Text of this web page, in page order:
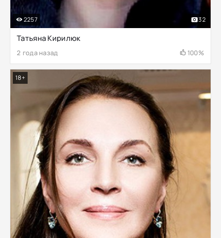
Татьяна Кирилюк
2 года назад 100%
2257 32
18+